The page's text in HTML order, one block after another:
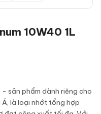
10W40 1L
- sản phẩm dành riêng cho
là loại nhớt tổng hợp